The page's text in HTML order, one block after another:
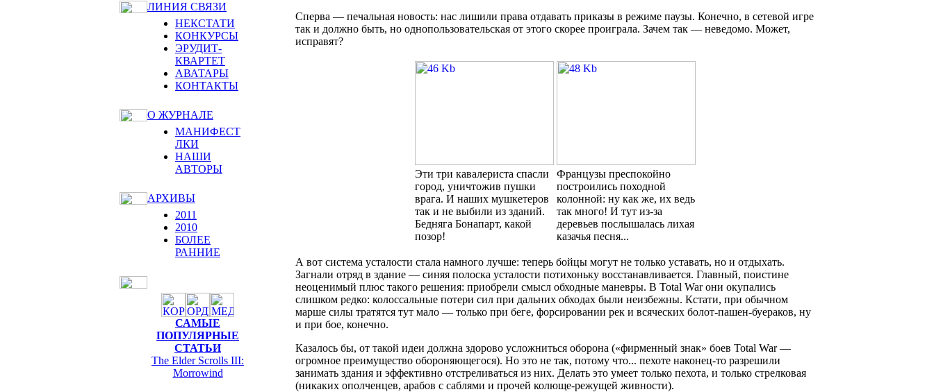
ЛИНИЯ СВЯЗИ
НЕКСТАТИ
КОНКУРСЫ
ЭРУДИТ-
КВАРТЕТ
АВАТАРЫ
КОНТАКТЫ
О ЖУРНАЛЕ
МАНИФЕСТ
ЛКИ
НАШИ
АВТОРЫ
АРХИВЫ
2011
2010
БОЛЕЕ
РАННИЕ
САМЫЕ
ПОПУЛЯРНЫЕ
СТАТЬИ
The Elder Scrolls III:
Morrowind
Сперва — печальная новость: нас лишили права отдавать приказы в режиме паузы. Конечно, в сетевой игре
так и должно быть, но однопользовательская от этого скорее проиграла. Зачем так — неведомо. Может,
исправят?
Эти три кавалериста спасли
город, уничтожив пушки
врага. И наших мушкетеров
так и не выбили из зданий.
Бедняга Бонапарт, какой
позор!
Французы преспокойно
построились походной
колонной: ну как же, их ведь
так много! И тут из-за
деревьев послышалась лихая
казачья песня...
А вот система усталости стала намного лучше: теперь бойцы могут не только уставать, но и отдыхать.
Загнали отряд в здание — синяя полоска усталости потихоньку восстанавливается. Главный, поистине
неоценимый плюс такого решения: приобрели смысл обходные маневры. В Total War они окупались
слишком редко: колоссальные потери сил при дальних обходах были неизбежны. Кстати, при обычном
марше силы тратятся тут мало — только при беге, форсировании рек и всяческих болот-пашен-буераков, ну
и при бое, конечно.
Казалось бы, от такой идеи должна здорово усложниться оборона («фирменный знак» боев Total War —
огромное преимущество обороняющегося). Но это не так, потому что... пехоте наконец-то разрешили
занимать здания и эффективно отстреливаться из них. Делать это умеет только пехота, и только стрелковая
(никаких ополченцев, арабов с саблями и прочей колюще-режущей живности).